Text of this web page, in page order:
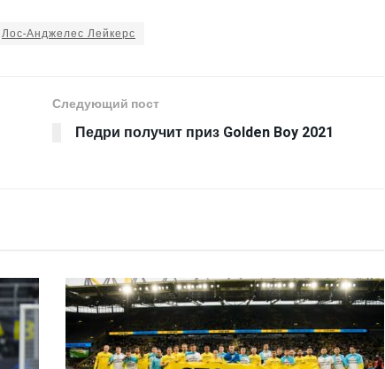
Лос-Анджелес Лейкерс
Следующий пост
Педри получит приз Golden Boy 2021